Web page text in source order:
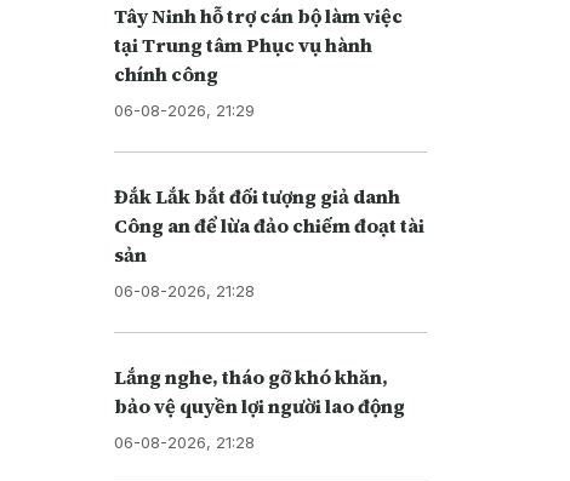
Tây Ninh hỗ trợ cán bộ làm việc
tại Trung tâm Phục vụ hành
chính công
06-08-2026, 21:29
Đắk Lắk bắt đối tượng giả danh
Công an để lừa đảo chiếm đoạt tài
sản
06-08-2026, 21:28
Lắng nghe, tháo gỡ khó khăn,
bảo vệ quyền lợi người lao động
06-08-2026, 21:28